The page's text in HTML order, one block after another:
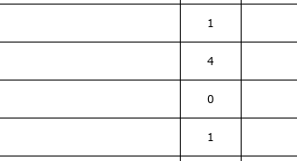
1
4
0
1